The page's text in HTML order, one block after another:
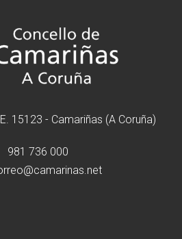
15123 - Camariñas (A Coruña)
981 736 000